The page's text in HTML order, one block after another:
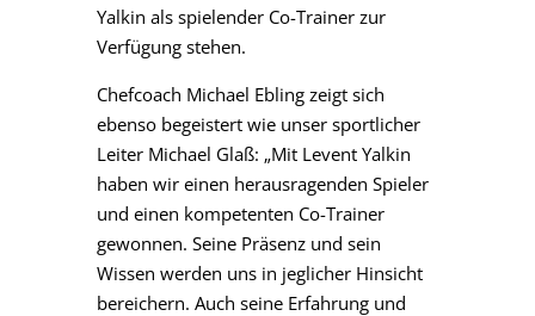
Yalkin als spielender Co-Trainer zur
Verfügung stehen.
Chefcoach Michael Ebling zeigt sich
ebenso begeistert wie unser sportlicher
Leiter Michael Glaß: „Mit Levent Yalkin
haben wir einen herausragenden Spieler
und einen kompetenten Co-Trainer
gewonnen. Seine Präsenz und sein
Wissen werden uns in jeglicher Hinsicht
bereichern. Auch seine Erfahrung und